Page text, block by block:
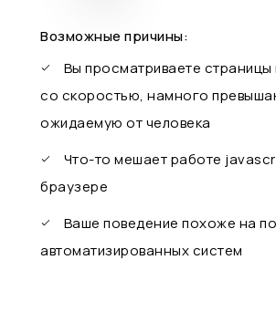
Возможные причины:
Вы просматриваете страницы
со скоростью, намного
ожидаемую от человека
Что-то мешает работе
браузере
Ваше поведение похоже на
автоматизированных систем